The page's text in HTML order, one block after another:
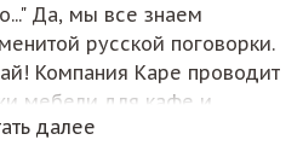
Да, мы все знаем
русской поговорки.
Компания Каре проводит
мебели для кафе и
ценам. Да, вы
далее